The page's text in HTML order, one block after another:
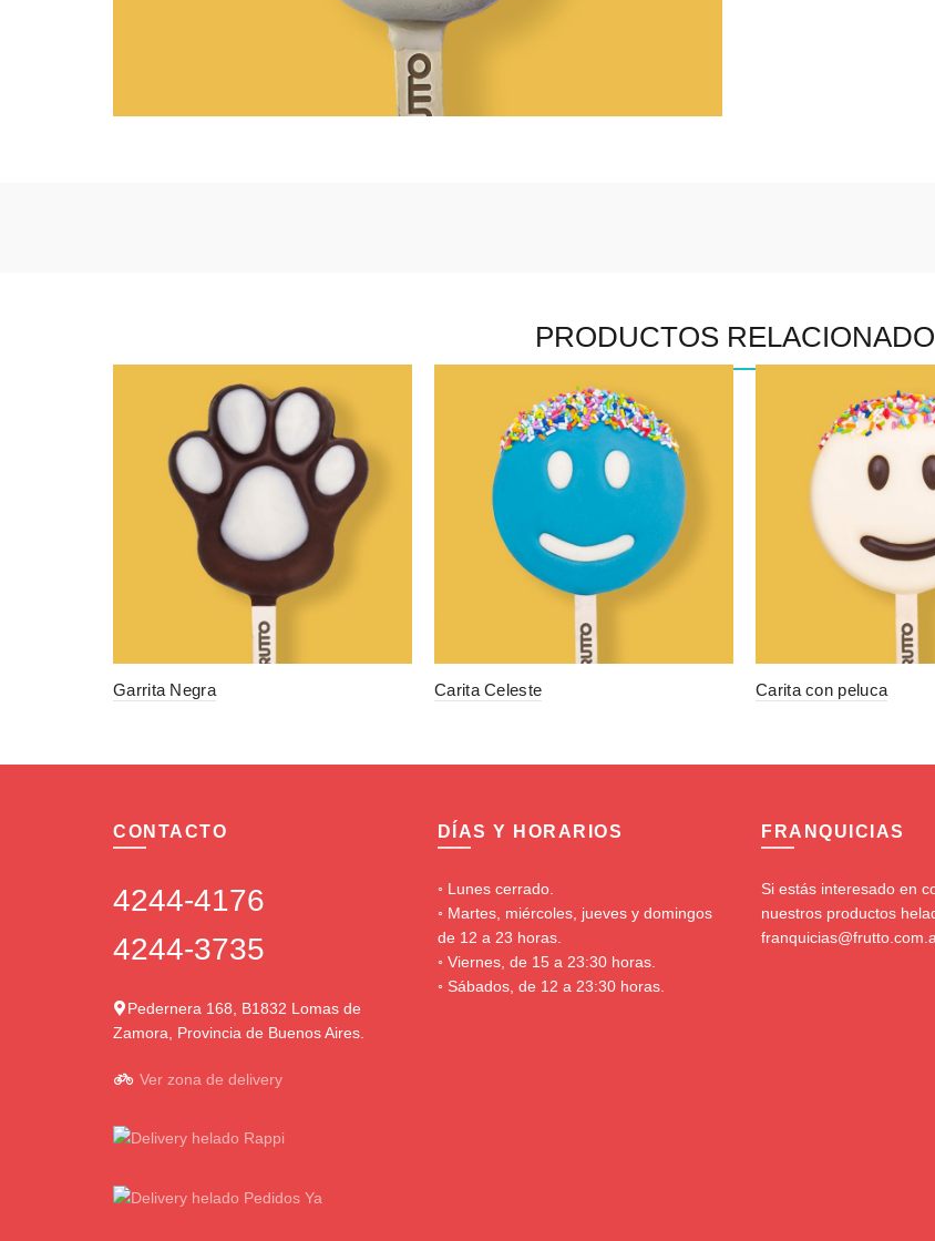
PRODUCTOS
Garrita Negra Carita Celeste Carita con peluca
CONTACTO
4244-4176
4244-3735
Pedernera 168, B1832 Lomas de
Zamora, Provincia de Buenos Aires.
Ver zona de delivery
DÍAS Y HORARIOS
◦ Lunes cerrado.
◦ Martes, miércoles, jueves y domingos
de 12 a 23 horas.
◦ Viernes, de 15 a 23:30 horas.
◦ Sábados, de 12 a 23:30 horas.
FRANQUICIAS
Si estás interesado en
nuestros productos